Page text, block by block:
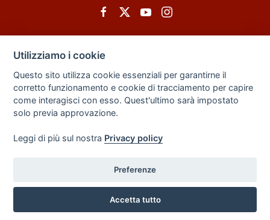
© All rights reserved. Powered by Zarix Solution LTD, Forest House
Business Centre, 8 Gainsborough Road, London, England, E11 1HT.
Privacy Policy |Sitemap
Utilizziamo i cookie
Questo sito utilizza cookie essenziali per garantirne il
corretto funzionamento e cookie di tracciamento per capire
come interagisci con esso. Quest'ultimo sarà impostato
solo previa approvazione.
Leggi di più sul nostra Privacy policy
Preferenze
Accetta tutto